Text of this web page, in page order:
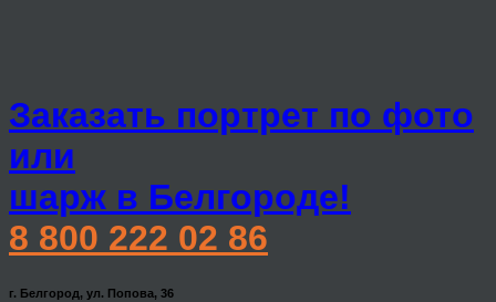
Заказать портрет по фото
или
шарж в Белгороде!
8 800 222 02 86
г. Белгород, ул. Попова, 36